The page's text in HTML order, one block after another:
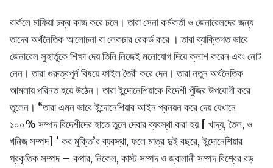
বার্কলে মাফিয়া চক্র কাজ করে চলে। তারা সেনা কর্মকর্তা ও জেনারেলদের জন্য
তাদের অর্থনৈতিক আলোচনা বা লেকচার রেকর্ড করে । তারা ব্যাক্তিগত ভাবে
জেনারেল সুহার্তুকে শিক্ষা দেয় তিনি নিজেই মনোযোগ দিয়ে ক্লাশ করেন এবং নোট
নেন। তারা গুরুত্বপূর্ন বিষয়ে ফাইল তৈরী করে দেন। তারা নতুন অর্থনৈতিক
আমলায় পরিনত হয়ে উঠেন। তারা ইন্দোনেশিয়াকে বিদেশী পুঁজির উপযোগী করে
তুলেন। “তারা এমন ভাবে ইন্দোনেশিয়ার আইন প্রনয়ন করে দেয় যেখানে
১০০% সম্পদ বিদেশীদের হাতে তুলে দেবার ব্যবস্থা করা হয় [ খাদ্য, তৈল, ও
খনিজ সম্পদ] ‘ কর মুক্তি’র ব্যবস্থা, ফলে মাত্র দুই বছরে, ইন্দোনেশিয়ার
প্রকৃতিক সম্পদ – কপার, নিকেল, কাস্ট সম্পদ ও জ্বালানী সম্পদ বিশ্বের বড়